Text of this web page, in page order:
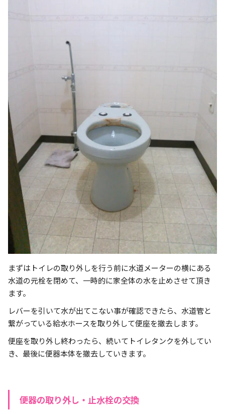
まずはトイレの取り外しを行う前に水道メーターの横にある
水道の元栓を閉めて、一時的に家全体の水を止めさせて頂き
ます。
レバーを引いて水が出てこない事が確認できたら、水道管と
繋がっている給水ホースを取り外して便座を撤去します。
便座を取り外し終わったら、続いてトイレタンクを外してい
き、最後に便器本体を撤去していきます。
便器の取り外し・止水栓の交換